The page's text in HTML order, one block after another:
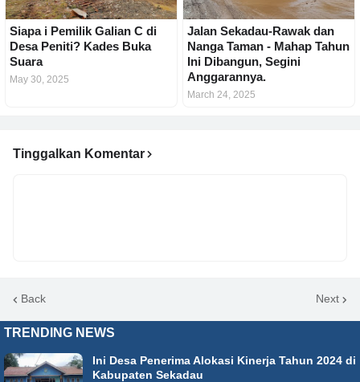
Siapa i Pemilik Galian C di
Desa Peniti? Kades Buka
Suara
May 30, 2025
Jalan Sekadau-Rawak dan
Nanga Taman - Mahap Tahun
Ini Dibangun, Segini
Anggarannya.
March 24, 2025
Tinggalkan Komentar
Back Next
TRENDING NEWS
Ini Desa Penerima Alokasi Kinerja Tahun 2024 di
Kabupaten Sekadau